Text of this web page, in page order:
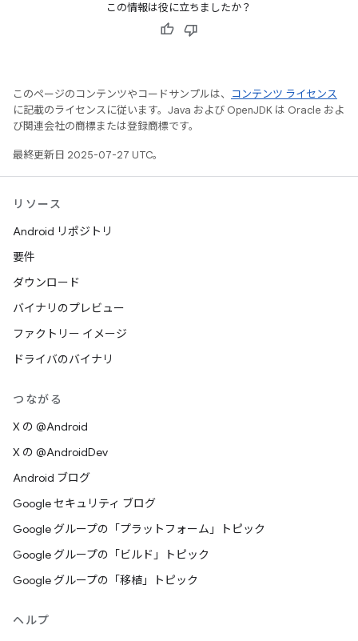
この情報は役に立ちましたか？
このページのコンテンツやコードサンプルは、
コンテンツ ライセンス
に記載のライセンスに従います。Java および OpenJDK は Oracle およ
び関連会社の商標または登録商標です。
最終更新日 2025-07-27 UTC。
リソース
Android リポジトリ
要件
ダウンロード
バイナリのプレビュー
ファクトリー イメージ
ドライバのバイナリ
つながる
X の @Android
X の @AndroidDev
Android ブログ
Google セキュリティ ブログ
Google グループの「プラットフォーム」トピック
Google グループの「ビルド」トピック
Google グループの「移植」トピック
ヘルプ